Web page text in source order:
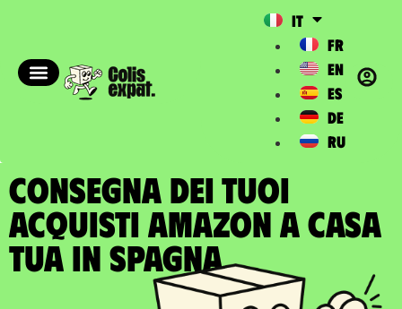
IT
FR
EN
ES
DE
RU
CONSEGNA DEI TUOI
ACQUISTI AMAZON A casa
tua in Spagna